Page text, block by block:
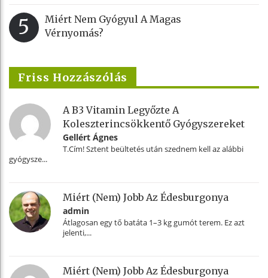
5
Miért Nem Gyógyul A Magas
Vérnyomás?
Friss Hozzászólás
A B3 Vitamin Legyőzte A
Koleszterincsökkentő Gyógyszereket
Gellért Ágnes
T.Cím! Sztent beültetés után szednem kell az alábbi
gyógysze...
Miért (nem) Jobb Az Édesburgonya
admin
Átlagosan egy tő batáta 1–3 kg gumót terem. Ez azt
jelenti,...
Miért (nem) Jobb Az Édesburgonya